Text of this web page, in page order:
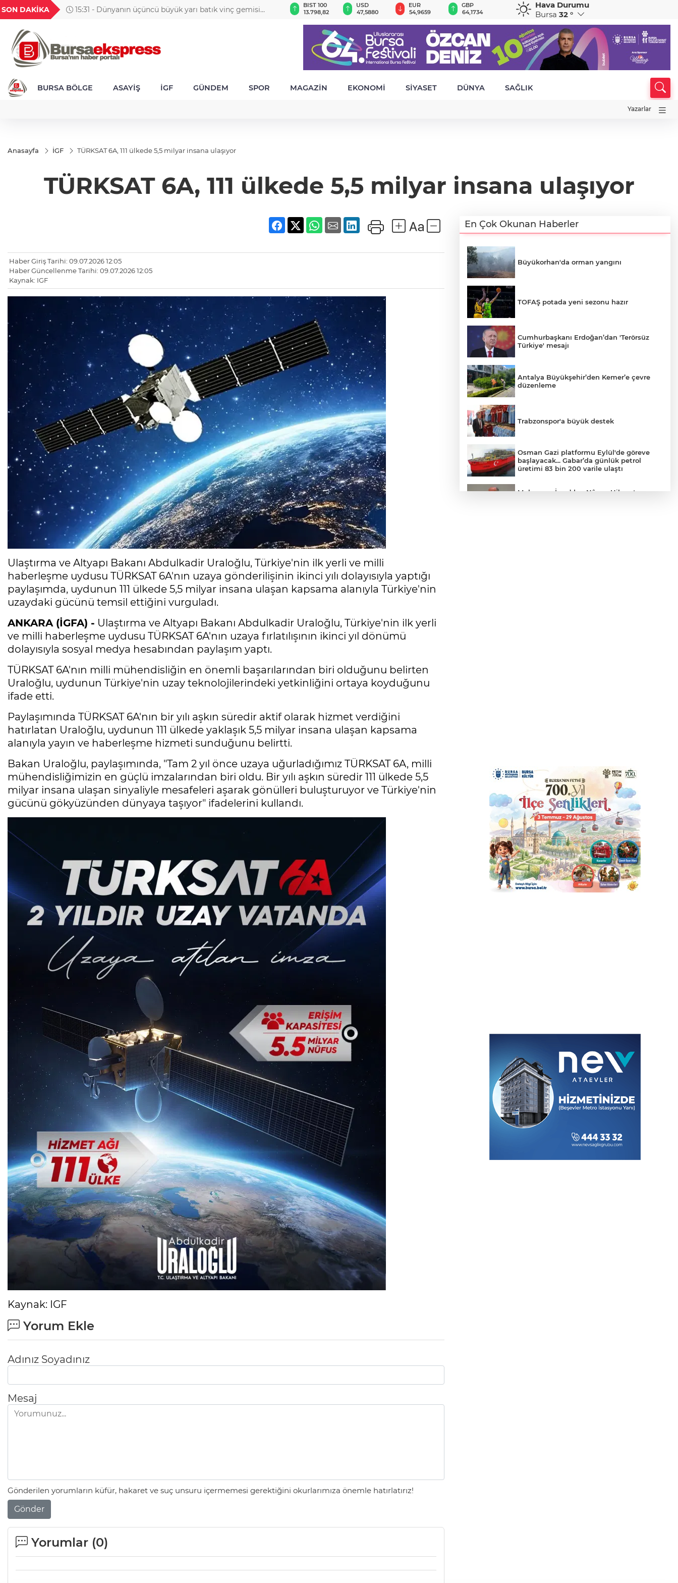
SON DAKİKA
15:31 - Dünyanın üçüncü büyük yarı batık vinç gemisi
18,1981
TND
16,2306
BGN
28,0626
VND
0,0018
GAU/TRY
6.512,74
BIST 100
13.798,82
USD
47,5880
EUR
54,9659
GBP
64,1734
CHF
58,5626
CAD
33,9091
Hava Durumu
Bursa 32 °
BURSA BÖLGE ASAYİŞ İGF GÜNDEM SPOR MAGAZİN EKONOMİ SİYASET DÜNYA SAĞLIK
Yazarlar
Anasayfa İGF TÜRKSAT 6A, 111 ülkede 5,5 milyar insana ulaşıyor
TÜRKSAT 6A, 111 ülkede 5,5 milyar insana ulaşıyor
Haber Giriş Tarihi: 09.07.2026 12:05
Haber Güncellenme Tarihi: 09.07.2026 12:05
Kaynak: IGF
Ulaştırma ve Altyapı Bakanı Abdulkadir Uraloğlu, Türkiye'nin ilk yerli ve milli
haberleşme uydusu TÜRKSAT 6A'nın uzaya gönderilişinin ikinci yılı dolayısıyla yaptığı
paylaşımda, uydunun 111 ülkede 5,5 milyar insana ulaşan kapsama alanıyla Türkiye'nin
uzaydaki gücünü temsil ettiğini vurguladı.
ANKARA (İGFA) - Ulaştırma ve Altyapı Bakanı Abdulkadir Uraloğlu, Türkiye'nin ilk yerli
ve milli haberleşme uydusu TÜRKSAT 6A'nın uzaya fırlatılışının ikinci yıl dönümü
dolayısıyla sosyal medya hesabından paylaşım yaptı.
TÜRKSAT 6A'nın milli mühendisliğin en önemli başarılarından biri olduğunu belirten
Uraloğlu, uydunun Türkiye'nin uzay teknolojilerindeki yetkinliğini ortaya koyduğunu
ifade etti.
Paylaşımında TÜRKSAT 6A'nın bir yılı aşkın süredir aktif olarak hizmet verdiğini
hatırlatan Uraloğlu, uydunun 111 ülkede yaklaşık 5,5 milyar insana ulaşan kapsama
alanıyla yayın ve haberleşme hizmeti sunduğunu belirtti.
Bakan Uraloğlu, paylaşımında, "Tam 2 yıl önce uzaya uğurladığımız TÜRKSAT 6A, milli
mühendisliğimizin en güçlü imzalarından biri oldu. Bir yılı aşkın süredir 111 ülkede 5,5
milyar insana ulaşan sinyaliyle mesafeleri aşarak gönülleri buluşturuyor ve Türkiye'nin
gücünü gökyüzünden dünyaya taşıyor" ifadelerini kullandı.
Kaynak: IGF
Yorum Ekle
Adınız Soyadınız
Mesaj
Gönderilen yorumların küfür, hakaret ve suç unsuru içermemesi gerektiğini okurlarımıza önemle hatırlatırız!
Gönder
Yorumlar (0)
En Çok Okunan Haberler
Büyükorhan'da orman yangını
TOFAŞ potada yeni sezonu hazır
Cumhurbaşkanı Erdoğan’dan 'Terörsüz
Türkiye' mesajı
Antalya Büyükşehir’den Kemer’e çevre
düzenleme
Trabzonspor'a büyük destek
Osman Gazi platformu Eylül'de göreve
başlayacak... Gabar’da günlük petrol
üretimi 83 bin 200 varile ulaştı
Muharrem İnce’den Nâzım Hikmet